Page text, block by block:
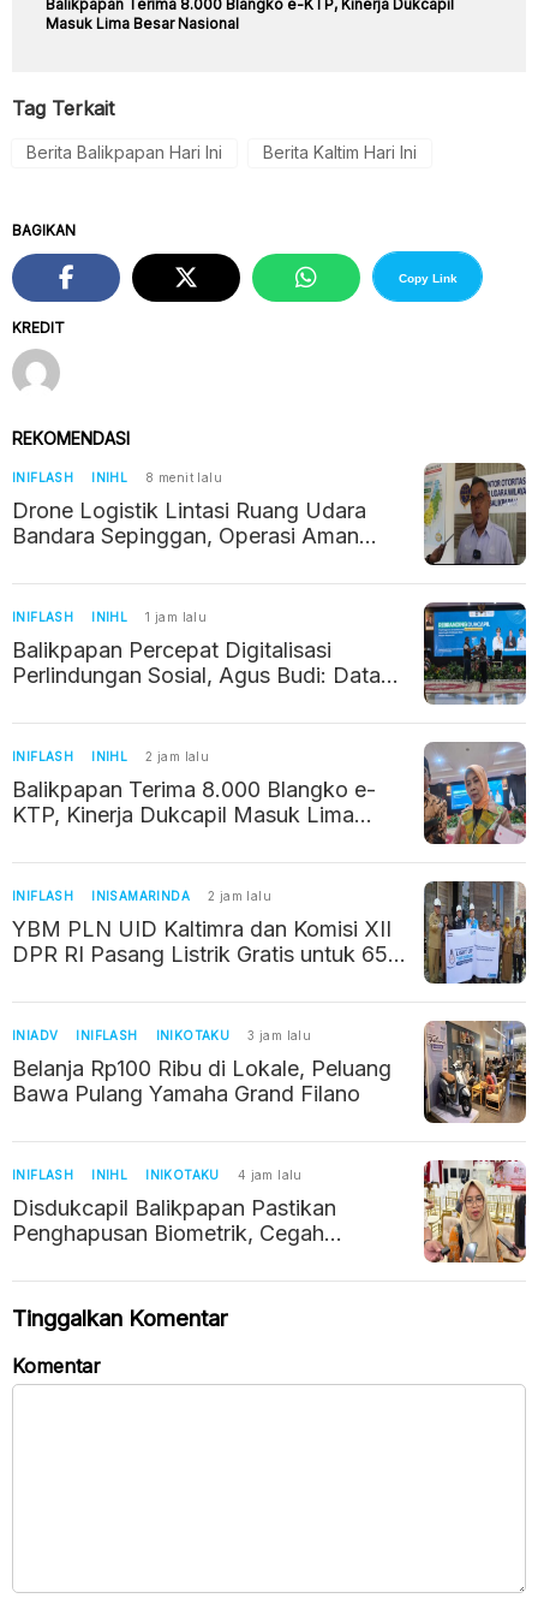
Balikpapan Terima 8.000 Blangko e-KTP, Kinerja Dukcapil
Masuk Lima Besar Nasional
Tag Terkait
Berita Balikpapan Hari Ini Berita Kaltim Hari Ini
KREDIT
BAGIKAN
Copy Link
REKOMENDASI
INIFLASH INIHL 8 menit lalu
Drone Logistik Lintasi Ruang Udara
Bandara Sepinggan, Operasi Aman
INIFLASH INIHL 1 jam lalu
Balikpapan Percepat Digitalisasi
Perlindungan Sosial, Agus Budi: Data
Sasaran
INIFLASH INIHL 2 jam lalu
Balikpapan Terima 8.000 Blangko e-
KTP, Kinerja Dukcapil Masuk Lima
INIFLASH INISAMARINDA 2 jam lalu
YBM PLN UID Kaltimra dan Komisi XII
DPR RI Pasang Listrik Gratis untuk 65
INIADV INIFLASH INIKOTAKU 3 jam lalu
Belanja Rp100 Ribu di Lokale, Peluang
Bawa Pulang Yamaha Grand Filano
INIFLASH INIHL INIKOTAKU 4 jam lalu
Disdukcapil Balikpapan Pastikan
Penghapusan Biometrik, Cegah
Tinggalkan Komentar
Komentar